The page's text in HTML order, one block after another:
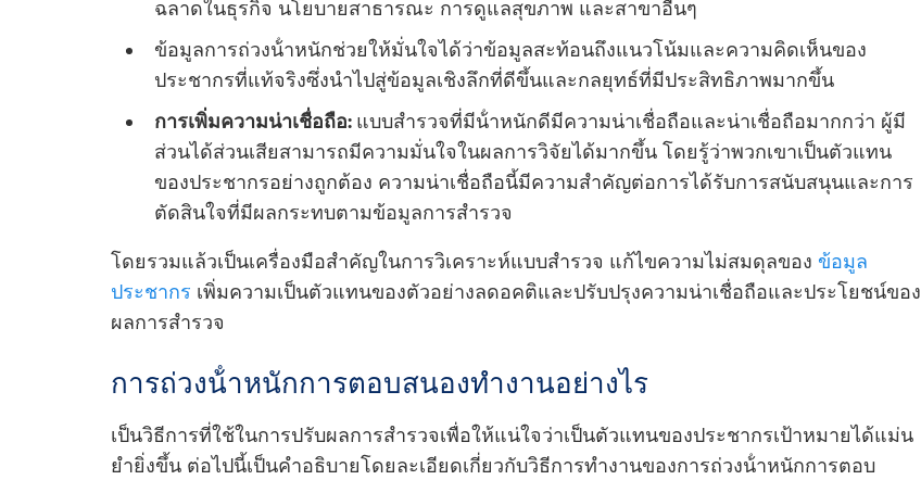
ฉลาดในธุรกิจ นโยบายสาธารณะ การดูแลสุขภาพ และสาขาอื่นๆ
ข้อมูลการถ่วงน้ําหนักช่วยให้มั่นใจได้ว่าข้อมูลสะท้อนถึงแนวโน้มและความคิดเห็นของ
ประชากรที่แท้จริงซึ่งนําไปสู่ข้อมูลเชิงลึกที่ดีขึ้นและกลยุทธ์ที่มีประสิทธิภาพมากขึ้น
การเพิ่มความน่าเชื่อถือ: แบบสํารวจที่มีน้ําหนักดีมีความน่าเชื่อถือและน่าเชื่อถือมากกว่า ผู้มี
ส่วนได้ส่วนเสียสามารถมีความมั่นใจในผลการวิจัยได้มากขึ้น โดยรู้ว่าพวกเขาเป็นตัวแทน
ของประชากรอย่างถูกต้อง ความน่าเชื่อถือนี้มีความสําคัญต่อการได้รับการสนับสนุนและการ
ตัดสินใจที่มีผลกระทบตามข้อมูลการสํารวจ
โดยรวมแล้วเป็นเครื่องมือสําคัญในการวิเคราะห์แบบสํารวจ แก้ไขความไม่สมดุลของ ข้อมูล
ประชากร เพิ่มความเป็นตัวแทนของตัวอย่างลดอคติและปรับปรุงความน่าเชื่อถือและประโยชน์ของ
ผลการสํารวจ
การถ่วงน้ําหนักการตอบสนองทํางานอย่างไร
เป็นวิธีการที่ใช้ในการปรับผลการสํารวจเพื่อให้แน่ใจว่าเป็นตัวแทนของประชากรเป้าหมายได้แม่น
ยํายิ่งขึ้น ต่อไปนี้เป็นคําอธิบายโดยละเอียดเกี่ยวกับวิธีการทํางานของการถ่วงน้ําหนักการตอบ